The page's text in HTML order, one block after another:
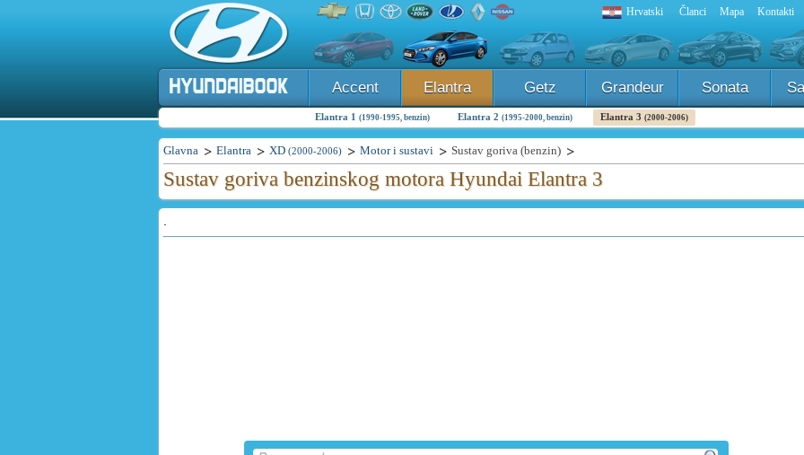
Hrvatski Članci Mapa Kontakti
Accent Elantra Getz Grandeur Sonata
Elantra 1 (1990-1995, benzin) Elantra 2 (1995-2000, benzin) Elantra 3 (2000-2006)
Glavna Elantra XD (2000-2006) Motor i sustavi Sustav goriva (benzin)
Sustav goriva benzinskog motora Hyundai Elantra 3